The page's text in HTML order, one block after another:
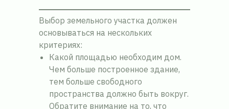
Выбор земельного участка должен
основываться на нескольких
критериях:
Какой площадью необходим дом.
Чем больше построенное здание,
тем больше свободного
пространства должно быть вокруг.
Обратите внимание на то, что